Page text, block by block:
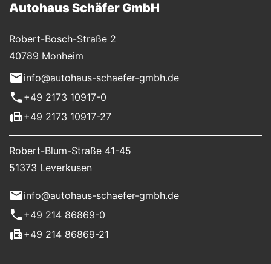
Autohaus Schäfer GmbH
Robert-Bosch-Straße 2
40789 Monheim
info@autohaus-schaefer-gmbh.de
+49 2173 10917-0
+49 2173 10917-27
Robert-Blum-Straße 41-45
51373 Leverkusen
info@autohaus-schaefer-gmbh.de
+49 214 86869-0
+49 214 86869-21